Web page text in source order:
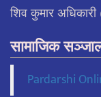
शिव कुमार अधिकारी
सामाजिक
Pardarshi